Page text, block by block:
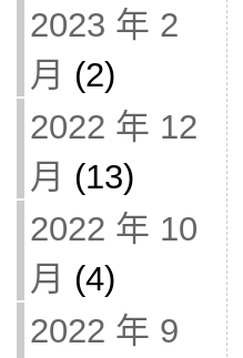
2023 年 2
月 (2)
2022 年 12
月 (13)
2022 年 10
月 (4)
2022 年 9